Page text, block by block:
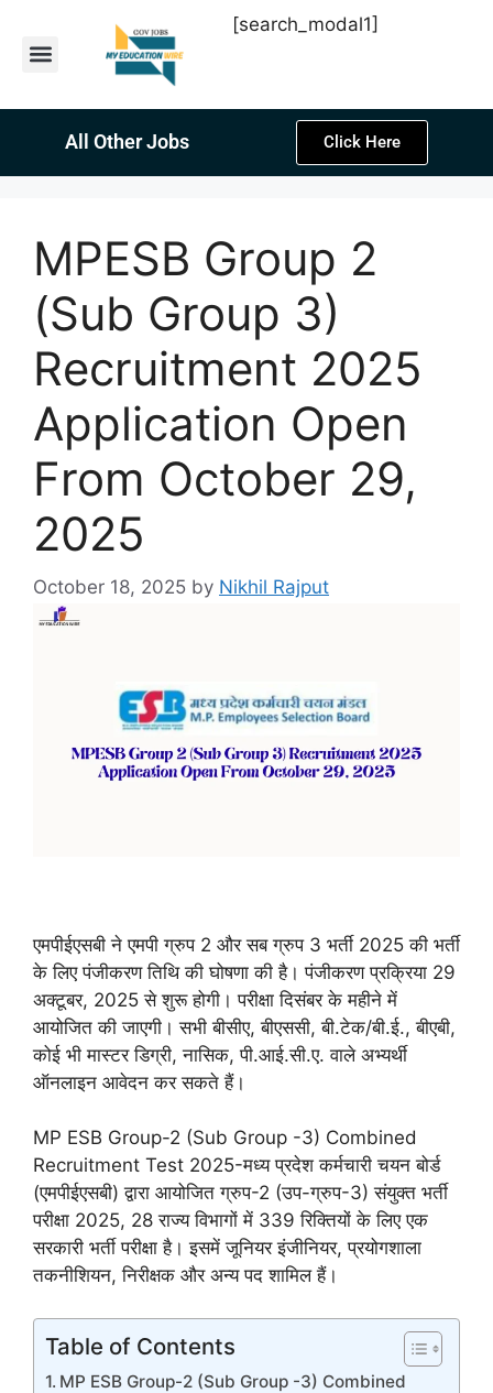
[search_modal1]
All Other Jobs Click Here
MPESB Group 2
(Sub Group 3)
Recruitment 2025
Application Open
From October 29,
2025
October 18, 2025 by Nikhil Rajput
एमपीईएसबी ने एमपी ग्रुप 2 और सब ग्रुप 3 भर्ती 2025 की भर्ती
के लिए पंजीकरण तिथि की घोषणा की है। पंजीकरण प्रक्रिया 29
अक्टूबर, 2025 से शुरू होगी। परीक्षा दिसंबर के महीने में
आयोजित की जाएगी। सभी बीसीए, बीएससी, बी.टेक/बी.ई., बीएबी,
कोई भी मास्टर डिग्री, नासिक, पी.आई.सी.ए. वाले अभ्यर्थी
ऑनलाइन आवेदन कर सकते हैं।
MP ESB Group-2 (Sub Group -3) Combined
Recruitment Test 2025-मध्य प्रदेश कर्मचारी चयन बोर्ड
(एमपीईएसबी) द्वारा आयोजित ग्रुप-2 (उप-ग्रुप-3) संयुक्त भर्ती
परीक्षा 2025, 28 राज्य विभागों में 339 रिक्तियों के लिए एक
सरकारी भर्ती परीक्षा है। इसमें जूनियर इंजीनियर, प्रयोगशाला
तकनीशियन, निरीक्षक और अन्य पद शामिल हैं।
Table of Contents
MP ESB Group-2 (Sub Group -3) Combined